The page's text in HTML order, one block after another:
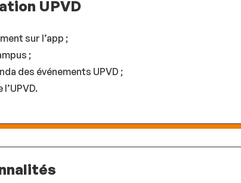
UPVD
sur l’app ;
;
des événements UPVD ;